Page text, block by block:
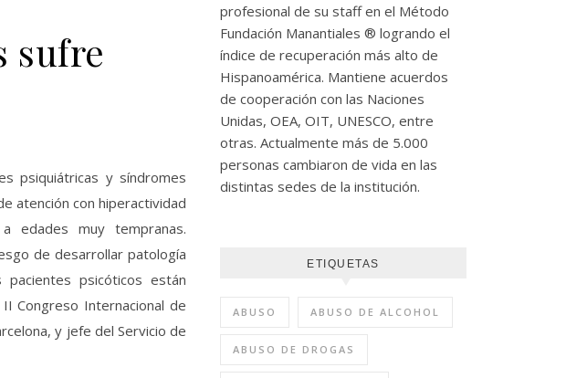
sufre
psiquiátricas y síndromes
atención con hiperactividad
edades muy tempranas.
de desarrollar patología
psicóticos están
Congreso Internacional de
y jefe del Servicio de
profesional de su staff en el Método
Fundación Manantiales ® logrando el
índice de recuperación más alto de
Hispanoamérica. Mantiene acuerdos
de cooperación con las Naciones
Unidas, OEA, OIT, UNESCO, entre
otras. Actualmente más de 5.000
personas cambiaron de vida en las
distintas sedes de la institución.
ETIQUETAS
ABUSO ABUSO DE ALCOHOL
ABUSO DE DROGAS